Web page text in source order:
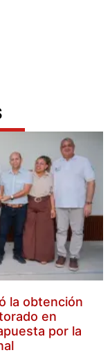
la obtención
en
por la